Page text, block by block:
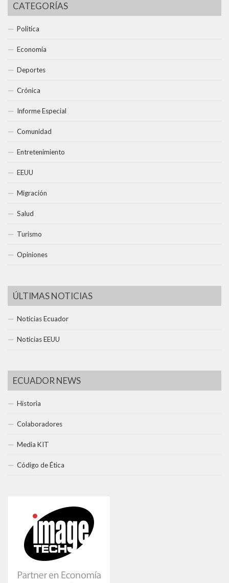
CATEGORÍAS
Política
Economía
Deportes
Crónica
Informe Especial
Comunidad
Entretenimiento
EEUU
Migración
Salud
Turismo
Opiniones
ÚLTIMAS NOTICIAS
Noticias Ecuador
Noticias EEUU
ECUADOR NEWS
Historia
Colaboradores
Media KIT
Código de Ética